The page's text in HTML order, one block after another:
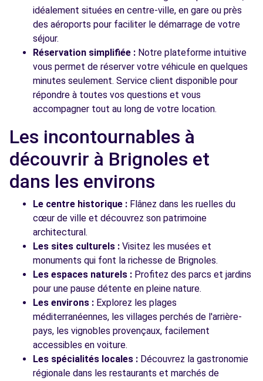
idéalement situées en centre-ville, en gare ou près
des aéroports pour faciliter le démarrage de votre
séjour.
Réservation simplifiée : Notre plateforme intuitive
vous permet de réserver votre véhicule en quelques
minutes seulement. Service client disponible pour
répondre à toutes vos questions et vous
accompagner tout au long de votre location.
Les incontournables à
découvrir à Brignoles et
dans les environs
Le centre historique : Flânez dans les ruelles du
cœur de ville et découvrez son patrimoine
architectural.
Les sites culturels : Visitez les musées et
monuments qui font la richesse de Brignoles.
Les espaces naturels : Profitez des parcs et jardins
pour une pause détente en pleine nature.
Les environs : Explorez les plages
méditerranéennes, les villages perchés de l'arrière-
pays, les vignobles provençaux, facilement
accessibles en voiture.
Les spécialités locales : Découvrez la gastronomie
régionale dans les restaurants et marchés de